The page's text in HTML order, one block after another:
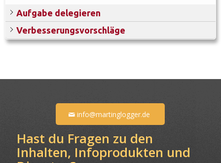
Aufgabe delegieren
Verbesserungsvorschläge
info@martinglogger.de
Hast du Fragen zu den
Inhalten, Infoprodukten und